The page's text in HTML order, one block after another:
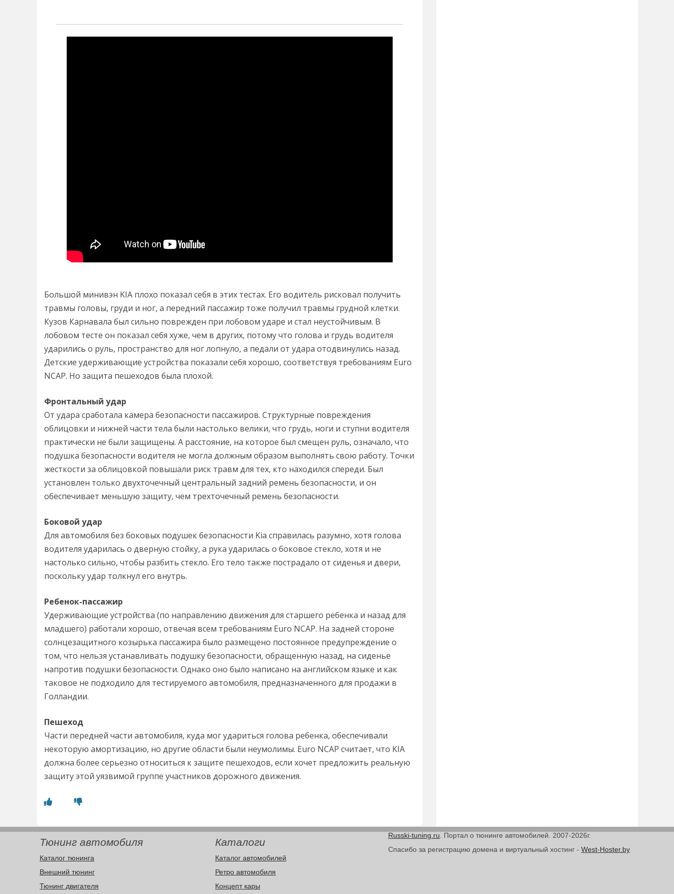
Большой минивэн KIA плохо показал себя в этих тестах. Его водитель рисковал получить
травмы головы, груди и ног, а передний пассажир тоже получил травмы грудной клетки.
Кузов Карнавала был сильно поврежден при лобовом ударе и стал неустойчивым. В
лобовом тесте он показал себя хуже, чем в других, потому что голова и грудь водителя
ударились о руль, пространство для ног лопнуло, а педали от удара отодвинулись назад.
Детские удерживающие устройства показали себя хорошо, соответствуя требованиям Euro
NCAP. Но защита пешеходов была плохой.
Фронтальный удар
От удара сработала камера безопасности пассажиров. Структурные повреждения
облицовки и нижней части тела были настолько велики, что грудь, ноги и ступни водителя
практически не были защищены. А расстояние, на которое был смещен руль, означало, что
подушка безопасности водителя не могла должным образом выполнять свою работу. Точки
жесткости за облицовкой повышали риск травм для тех, кто находился спереди. Был
установлен только двухточечный центральный задний ремень безопасности, и он
обеспечивает меньшую защиту, чем трехточечный ремень безопасности.
Боковой удар
Для автомобиля без боковых подушек безопасности Kia справилась разумно, хотя голова
водителя ударилась о дверную стойку, а рука ударилась о боковое стекло, хотя и не
настолько сильно, чтобы разбить стекло. Его тело также пострадало от сиденья и двери,
поскольку удар толкнул его внутрь.
Ребенок-пассажир
Удерживающие устройства (по направлению движения для старшего ребенка и назад для
младшего) работали хорошо, отвечая всем требованиям Euro NCAP. На задней стороне
солнцезащитного козырька пассажира было размещено постоянное предупреждение о
том, что нельзя устанавливать подушку безопасности, обращенную назад, на сиденье
напротив подушки безопасности. Однако оно было написано на английском языке и как
таковое не подходило для тестируемого автомобиля, предназначенного для продажи в
Голландии.
Пешеход
Части передней части автомобиля, куда мог удариться голова ребенка, обеспечивали
некоторую амортизацию, но другие области были неумолимы. Euro NCAP считает, что KIA
должна более серьезно относиться к защите пешеходов, если хочет предложить реальную
защиту этой уязвимой группе участников дорожного движения.
Тюнинг автомобиля
Каталог тюнинга
Внешний тюнинг
Тюнинг двигателя
Каталоги
Каталог автомобилей
Ретро автомобиля
Концепт кары
Russki-tuning.ru . Портал о тюнинге автомобилей. 2007-2026г.
Спасибо за регистрацию домена и виртуальный хостинг - West-Hoster.by